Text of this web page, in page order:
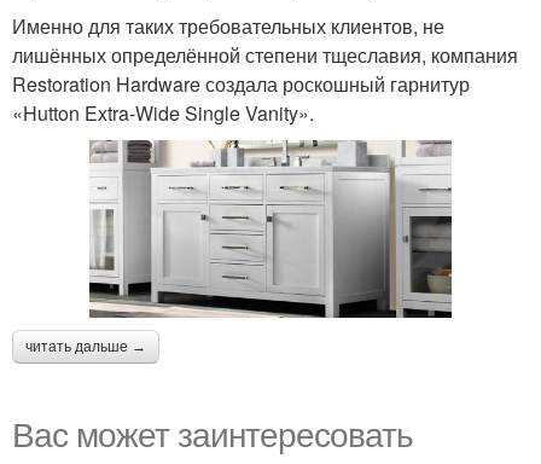
Именно для таких требовательных клиентов, не
лишённых определённой степени тщеславия, компания
Restoration Hardware создала роскошный гарнитур
«Hutton Extra-Wide Single Vanity».
читать дальше →
Вас может заинтересовать